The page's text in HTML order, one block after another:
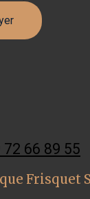
66 89 55
Frisquet